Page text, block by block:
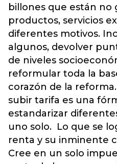
billones que están no
productos, servicios
diferentes motivos.
algunos, devolver
de niveles
reformular toda la
corazón de la
subir tarifa es una
estandarizar
uno solo. Lo que se
renta y su inminente
Cree en un solo